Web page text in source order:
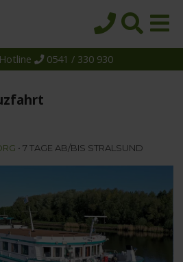
0541 / 330 930
• 7 TAGE AB/BIS STRALSUND